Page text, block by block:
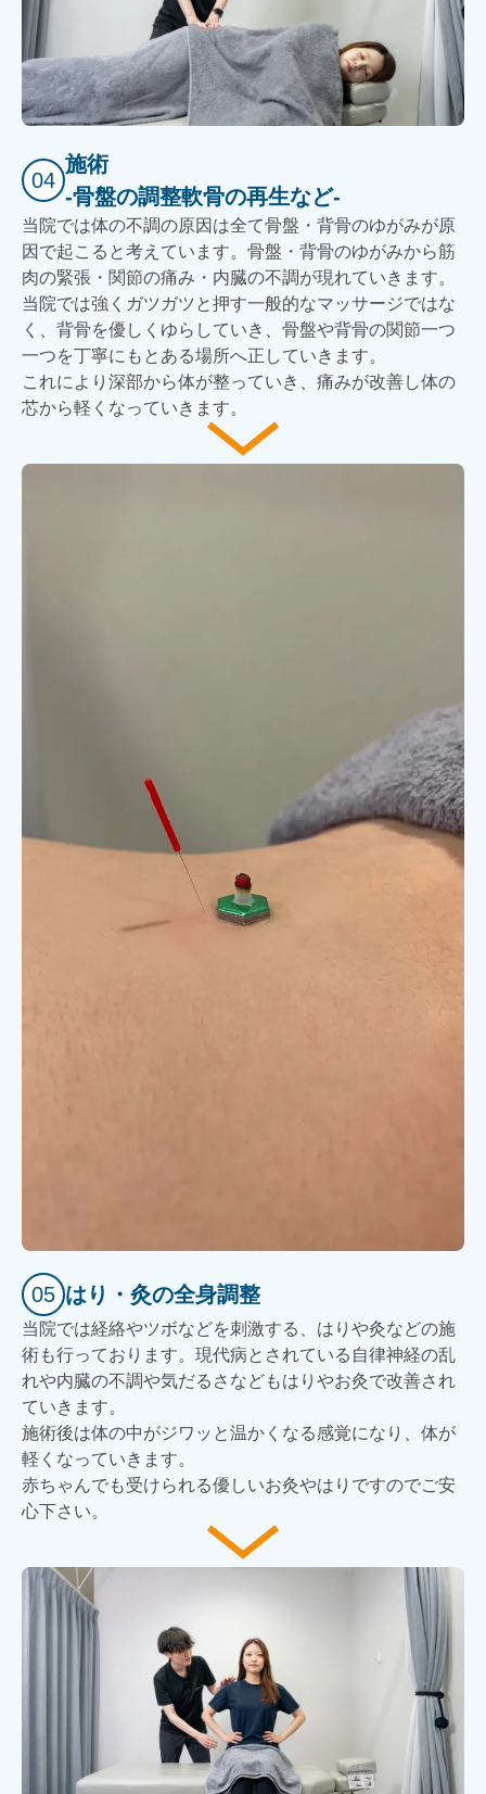
04
施術
-骨盤の調整軟骨の再生など-
当院では体の不調の原因は全て骨盤・背骨のゆがみが原
因で起こると考えています。骨盤・背骨のゆがみから筋
肉の緊張・関節の痛み・内臓の不調が現れていきます。
当院では強くガツガツと押す一般的なマッサージではな
く、背骨を優しくゆらしていき、骨盤や背骨の関節一つ
一つを丁寧にもとある場所へ正していきます。
これにより深部から体が整っていき、痛みが改善し体の
芯から軽くなっていきます。
05 はり・灸の全身調整
当院では経絡やツボなどを刺激する、はりや灸などの施
術も行っております。現代病とされている自律神経の乱
れや内臓の不調や気だるさなどもはりやお灸で改善され
ていきます。
施術後は体の中がジワッと温かくなる感覚になり、体が
軽くなっていきます。
赤ちゃんでも受けられる優しいお灸やはりですのでご安
心下さい。